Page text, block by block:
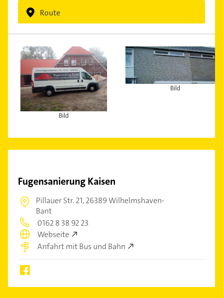
Route
Bild
Bild
Fugensanierung Kaisen
Pillauer Str. 21,26389 Wilhelmshaven-
Bant
0162 8 38 92 23
Webseite
Anfahrt mit Bus und Bahn